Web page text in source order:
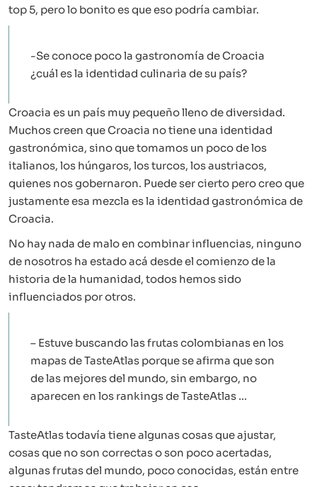
top 5, pero lo bonito es que eso podría cambiar.
-Se conoce poco la gastronomía de Croacia
¿cuál es la identidad culinaria de su país?
Croacia es un país muy pequeño lleno de diversidad.
Muchos creen que Croacia no tiene una identidad
gastronómica, sino que tomamos un poco de los
italianos, los húngaros, los turcos, los austriacos,
quienes nos gobernaron. Puede ser cierto pero creo que
justamente esa mezcla es la identidad gastronómica de
Croacia.
No hay nada de malo en combinar influencias, ninguno
de nosotros ha estado acá desde el comienzo de la
historia de la humanidad, todos hemos sido
influenciados por otros.
– Estuve buscando las frutas colombianas en los
mapas de TasteAtlas porque se afirma que son
de las mejores del mundo, sin embargo, no
aparecen en los rankings de TasteAtlas …
TasteAtlas todavía tiene algunas cosas que ajustar,
cosas que no son correctas o son poco acertadas,
algunas frutas del mundo, poco conocidas, están entre